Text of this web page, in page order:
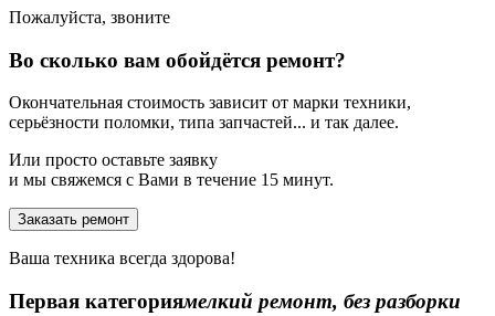
Пожалуйста, звоните
Во сколько вам обойдётся ремонт?
Окончательная стоимость зависит от марки техники,
серьёзности поломки, типа запчастей... и так далее.
Или просто оставьте заявку
и мы свяжемся с Вами в течение 15 минут.
Заказать ремонт
Ваша техника всегда здорова!
Первая категориямелкий ремонт, без разборки